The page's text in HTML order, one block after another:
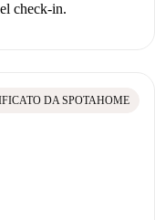
check-in.
DA SPOTAHOME